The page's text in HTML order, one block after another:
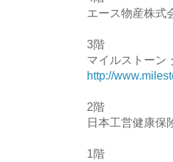
エース物産株
3階
マイルストー
http://
2階
日本工営健康
1階